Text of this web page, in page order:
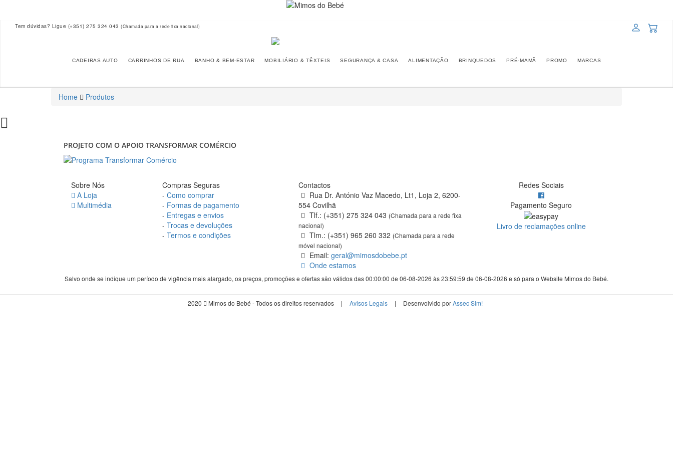
Tem dúvidas? Ligue (+351) 275 324 043 (Chamada para a rede fixa nacional)
CADEIRAS AUTO CARRINHOS DE RUA BANHO & BEM-ESTAR MOBILIÁRIO & TÊXTEIS SEGURANÇA & CASA ALIMENTAÇÃO BRINQUEDOS PRÉ-MAMÃ PROMO MARCAS
Home Produtos
PROJETO COM O APOIO TRANSFORMAR COMÉRCIO
Sobre Nós
A Loja
Multimédia
Compras Seguras
- Como comprar
- Formas de pagamento
- Entregas e envios
- Trocas e devoluções
- Termos e condições
Contactos
Rua Dr. António Vaz Macedo, Lt1, Loja 2, 6200-
554 Covilhã
Tlf.: (+351) 275 324 043 (Chamada para a rede fixa
nacional)
Tlm.: (+351) 965 260 332 (Chamada para a rede
móvel nacional)
Email: geral@mimosdobebe.pt
Onde estamos
Redes Sociais
Pagamento Seguro
Livro de reclamações online
Salvo onde se indique um período de vigência mais alargado, os preços, promoções e ofertas são válidos das 00:00:00 de 06-08-2026 às 23:59:59 de 06-08-2026 e só para o Website Mimos do Bebé.
2020 Mimos do Bebé - Todos os direitos reservados | Avisos Legais | Desenvolvido porAssec Sim!